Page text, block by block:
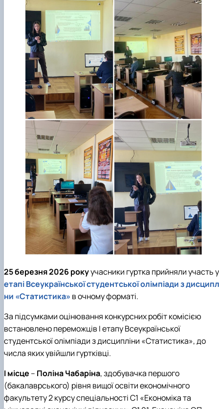
25 березня 2026 рокуучасники гуртка прийняли участь
етапі Всеукраїнської студентської олімпіади з
ни «Статистика» в очному форматі.
За підсумками оцінювання конкурсних робіт комісією
встановлено переможців І етапу Всеукраїнської
студентської олімпіади з дисципліни «Статистика», до
числа яких увійшли гуртківці.
І місце – Поліна Чабаріна, здобувачка першого
(бакалаврського) рівня вищої освіти економічного
факультету 2 курсу спеціальності С1 «Економіка та